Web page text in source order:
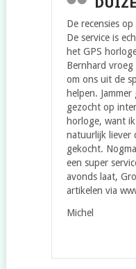
De recensies
De service is
het GPS
Bernhard vroeg
om ons uit de
helpen.
gezocht op
horloge, want
natuurlijk liever
gekocht.
een super
avonds laat,
artikelen via
Michel